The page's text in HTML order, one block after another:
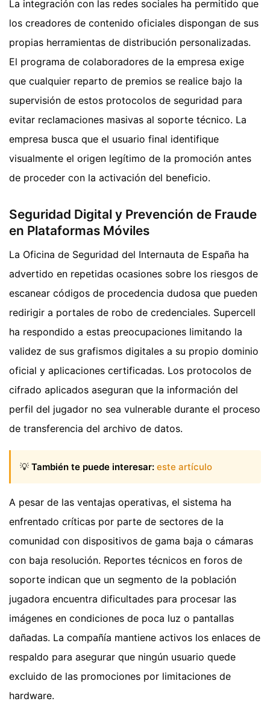
La integración con las redes sociales ha permitido que
los creadores de contenido oficiales dispongan de sus
propias herramientas de distribución personalizadas.
El programa de colaboradores de la empresa exige
que cualquier reparto de premios se realice bajo la
supervisión de estos protocolos de seguridad para
evitar reclamaciones masivas al soporte técnico. La
empresa busca que el usuario final identifique
visualmente el origen legítimo de la promoción antes
de proceder con la activación del beneficio.
Seguridad Digital y Prevención de Fraude
en Plataformas Móviles
La Oficina de Seguridad del Internauta de España ha
advertido en repetidas ocasiones sobre los riesgos de
escanear códigos de procedencia dudosa que pueden
redirigir a portales de robo de credenciales. Supercell
ha respondido a estas preocupaciones limitando la
validez de sus grafismos digitales a su propio dominio
oficial y aplicaciones certificadas. Los protocolos de
cifrado aplicados aseguran que la información del
perfil del jugador no sea vulnerable durante el proceso
de transferencia del archivo de datos.
💡 También te puede interesar: este artículo
A pesar de las ventajas operativas, el sistema ha
enfrentado críticas por parte de sectores de la
comunidad con dispositivos de gama baja o cámaras
con baja resolución. Reportes técnicos en foros de
soporte indican que un segmento de la población
jugadora encuentra dificultades para procesar las
imágenes en condiciones de poca luz o pantallas
dañadas. La compañía mantiene activos los enlaces de
respaldo para asegurar que ningún usuario quede
excluido de las promociones por limitaciones de
hardware.